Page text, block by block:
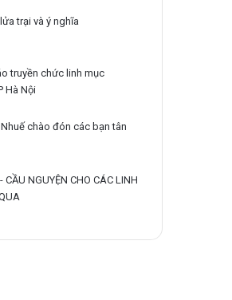
trại và ý nghĩa
truyền chức linh mục
Hà Nội
Nhuế chào đón các bạn tân
CẦU NGUYỆN CHO CÁC LINH